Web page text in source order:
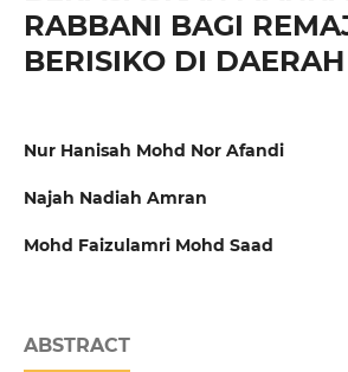
RABBANI BAGI
BERISIKO DI
Nur Hanisah Mohd Nor Afandi
Najah Nadiah Amran
Mohd Faizulamri Mohd Saad
ABSTRACT